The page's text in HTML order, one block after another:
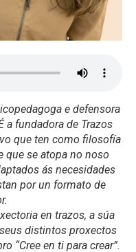
e defensora
a fundadora de Trazos
que ten como filosofía
que se atopa no noso
ás necesidades
por un formato de
en trazos, a súa
distintos proxectos
“Cree en ti para crear”.